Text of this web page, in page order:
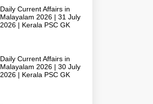
Daily Current Affairs in
Malayalam 2026 | 31 July
2026 | Kerala PSC GK
Daily Current Affairs in
Malayalam 2026 | 30 July
2026 | Kerala PSC GK